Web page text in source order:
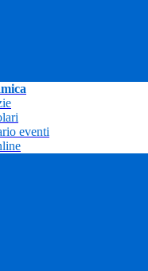
eventi